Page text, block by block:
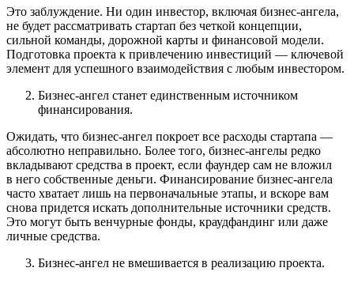
Это заблуждение. Ни один инвестор, включая бизнес-ангела,
не будет рассматривать стартап без четкой концепции,
сильной команды, дорожной карты и финансовой модели.
Подготовка проекта к привлечению инвестиций — ключевой
элемент для успешного взаимодействия с любым инвестором.
Бизнес-ангел станет единственным источником
финансирования.
Ожидать, что бизнес-ангел покроет все расходы стартапа —
абсолютно неправильно. Более того, бизнес-ангелы редко
вкладывают средства в проект, если фаундер сам не вложил
в него собственные деньги. Финансирование бизнес-ангела
часто хватает лишь на первоначальные этапы, и вскоре вам
снова придется искать дополнительные источники средств.
Это могут быть венчурные фонды, краудфандинг или даже
личные средства.
Бизнес-ангел не вмешивается в реализацию проекта.